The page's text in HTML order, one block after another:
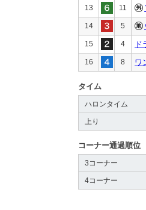
13 11
14 5
15 4 ド
16 8 ワ
タイム
ハロンタイム
上り
コーナー通過順位
3コーナー
4コーナー